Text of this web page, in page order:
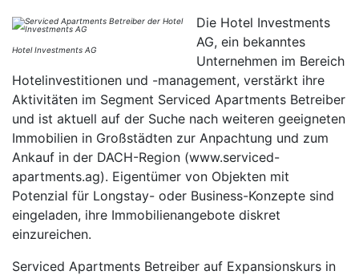
Hotel Investments AG
Die Hotel Investments
AG, ein bekanntes
Unternehmen im Bereich
Hotelinvestitionen und -management, verstärkt ihre
Aktivitäten im Segment Serviced Apartments Betreiber
und ist aktuell auf der Suche nach weiteren geeigneten
Immobilien in Großstädten zur Anpachtung und zum
Ankauf in der DACH-Region (www.serviced-
apartments.ag). Eigentümer von Objekten mit
Potenzial für Longstay- oder Business-Konzepte sind
eingeladen, ihre Immobilienangebote diskret
einzureichen.
Serviced Apartments Betreiber auf Expansionskurs in